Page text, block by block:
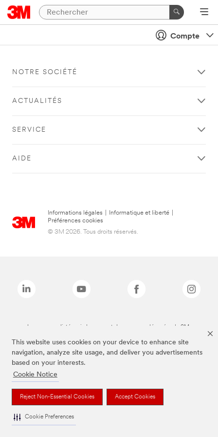
This website uses cookies on your device to enhance site
navigation, analyze site usage, and deliver you advertisements
based on your interests.
Cookie Notice
Reject Non-Essential Cookies Accept Cookies
Cookie Preferences
Compte
NOTRE SOCIÉTÉ
ACTUALITÉS
SERVICE
AIDE
Informations légales Informatique et liberté
Préférences cookies
© 3M 2026. Tous droits réservés.
Les marques listées ci-dessus sont des marques déposées de 3M.